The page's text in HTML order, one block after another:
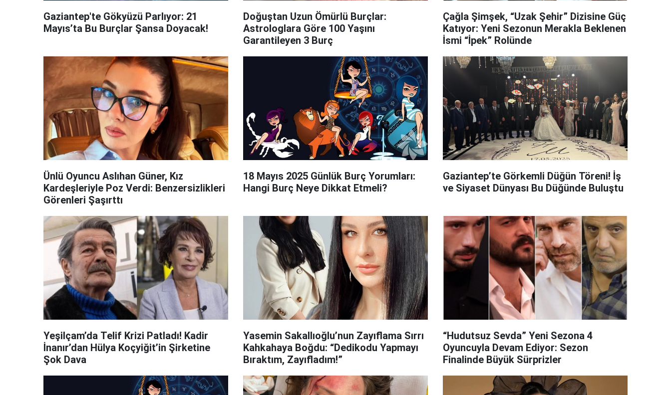
Gaziantep'te Gökyüzü Parlıyor: 21
Mayıs’ta Bu Burçlar Şansa Doyacak!
Doğuştan Uzun Ömürlü Burçlar:
Astrologlara Göre 100 Yaşını
Garantileyen 3 Burç
Çağla Şimşek, “Uzak Şehir” Dizisine Güç
Katıyor: Yeni Sezonun Merakla Beklenen
İsmi “İpek” Rolünde
Ünlü Oyuncu Aslıhan Güner, Kız
Kardeşleriyle Poz Verdi: Benzersizlikleri
Görenleri Şaşırttı
18 Mayıs 2025 Günlük Burç Yorumları:
Hangi Burç Neye Dikkat Etmeli?
Gaziantep’te Görkemli Düğün Töreni! İş
ve Siyaset Dünyası Bu Düğünde Buluştu
Yeşilçam’da Telif Krizi Patladı! Kadir
İnanır’dan Hülya Koçyiğit’in Şirketine
Şok Dava
Yasemin Sakallıoğlu’nun Zayıflama Sırrı
Kahkahaya Boğdu: “Dedikodu Yapmayı
Bıraktım, Zayıfladım!”
“Hudutsuz Sevda” Yeni Sezona 4
Oyuncuyla Devam Ediyor: Sezon
Finalinde Büyük Sürprizler